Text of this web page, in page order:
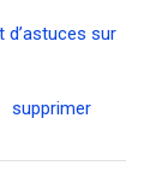
d’astuces sur
supprimer